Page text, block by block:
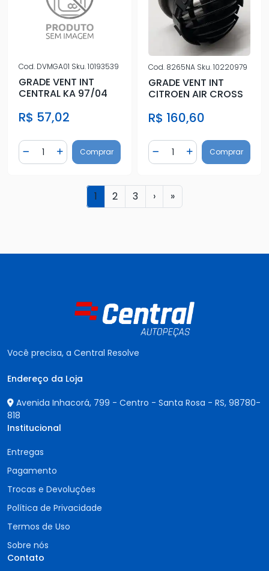
Cod. DVMGA01 Sku.10193539
GRADE VENT INT
CENTRAL KA 97/04
R$ 57,02
Diminuir Quantidade
Quantidade
Adicionar Quantidade
Comprar
Cod. 8265NA Sku.10220979
GRADE VENT INT
CITROEN AIR CROSS
R$ 160,60
Diminuir Quantidade
Quantidade
AdicionarComprar
1 2 3 › »
Você precisa, a Central Resolve
Endereço da Loja
Avenida Inhacorá, 799 - Centro - Santa Rosa - RS, 98780-
818
Institucional
Entregas
Pagamento
Trocas e Devoluções
Política de Privacidade
Termos de Uso
Sobre nós
Contato